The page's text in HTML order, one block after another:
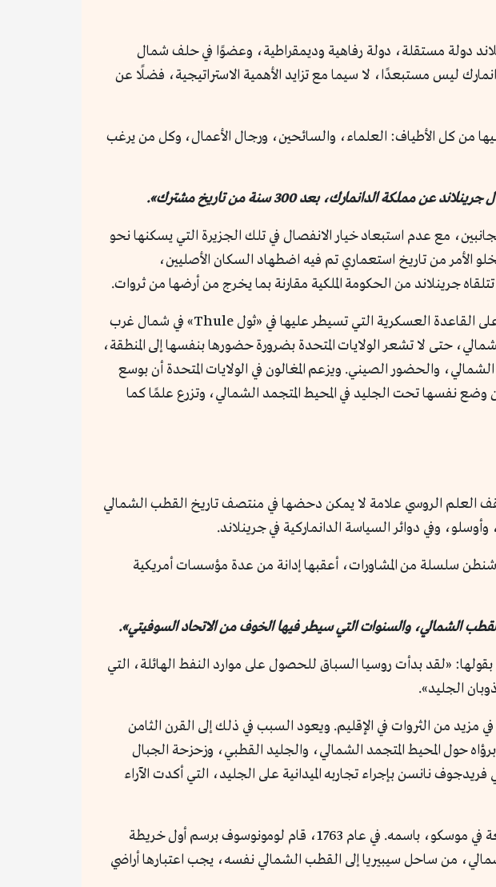
دولة مستقلة، دولة رفاهية وديمقراطية، وعضوًا في حلف شمال
ليس مستبعدًا، لا سيما مع تزايد الأهمية الاستراتيجية، فضلًا عن
من كل الأطياف: العلماء، والسائحين، ورجال الأعمال، وكل من يرغب
الدانمارك، بعد 300 سنة من تاريخ مشترك».
مع عدم استبعاد خيار الانفصال في تلك الجزيرة التي يسكنها نحو
الأمر من تاريخ استعماري تم فيه اضطهاد السكان الأصليين،
جرينلاند من الحكومة الملكية مقارنة بما يخرج من أرضها من ثروات.
وفي العصر الحديث، ومع مطالبة الولايات المتحدة بمصالح استراتيجية في جرينلاند – علاوة على القاعدة العسكرية التي تسيطر عليها في «ثول Thule» في شمال غرب
القطب الشمالي، حتى لا تشعر الولايات المتحدة بضرورة حضورها بنفسها إلى المنطقة،
والحضور الصيني. ويزعم المغالون في الولايات المتحدة أن بوسع
نفسها تحت الجليد في المحيط المتجمد الشمالي، وتزرع علمًا كما
يقف العلم الروسي علامة لا يمكن دحضها في منتصف تاريخ القطب الشمالي
وفي دوائر السياسة الدانماركية في جرينلاند.
سلسلة من المشاورات، أعقبها إدانة من عدة مؤسسات أمريكية
الشمالي، والسنوات التي سيطر فيها الخوف من الاتحاد السوفيتي».
«لقد بدأت روسيا السباق للحصول على موارد النفط الهائلة، التي
الجليد».
من الثروات في الإقليم. ويعود السبب في ذلك إلى القرن الثامن
حول المحيط المتجمد الشمالي، والجليد القطبي، وزحزحة الجبال
قبل 150 عامًا من قيام العالِم النرويجي فريدجوف نانسن بإجراء تجاربه الميدانية على الجليد، التي أكدت الآراء
في روسيا، يُعرف لومونوسوف باسم «أبو العلوم»، وتمت تسمية أكبر جامعة في البلاد، الواقعة في موسكو، باسمه. في عام 1763، قام لومونوسوف برسم أول خريطة
من ساحل سيبيريا إلى القطب الشمالي نفسه، يجب اعتبارها أراضي